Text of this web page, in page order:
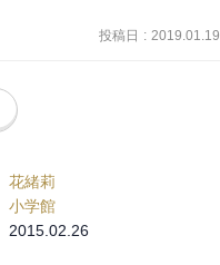
来そんな決め方でいいのかな
た。ハッピーエンドだけどな
投稿日 : 2019.01.19
花緒莉
小学館
2015.02.26